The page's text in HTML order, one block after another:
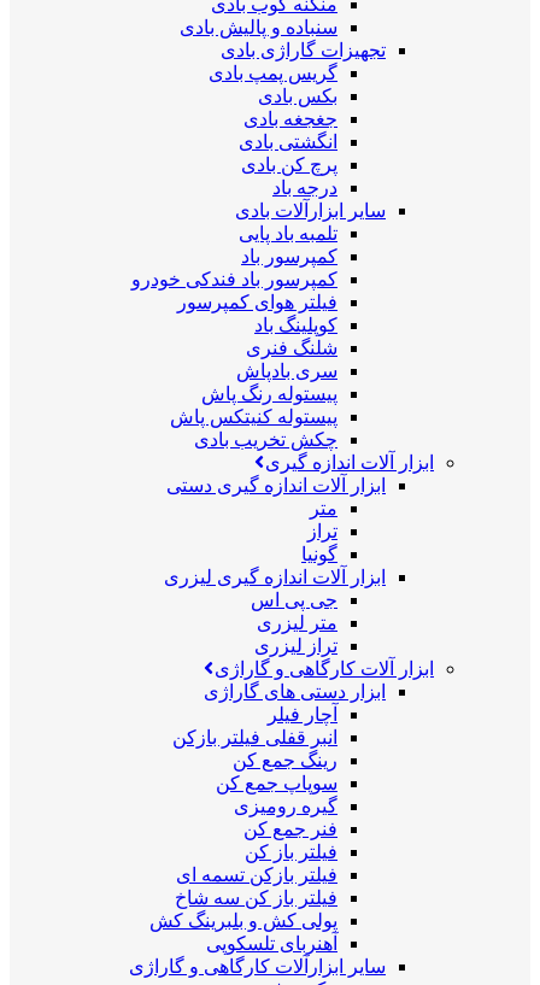
منگنه کوب بادی
سنباده و پالیش بادی
تجهیزات گاراژی بادی
گریس پمپ بادی
بکس بادی
جغجغه بادی
انگشتی بادی
پرچ کن بادی
درجه باد
سایر ابزارآلات بادی
تلمبه باد پایی
کمپرسور باد
کمپرسور باد فندکی خودرو
فیلتر هوای کمپرسور
کوپلینگ باد
شلنگ فنری
سری بادپاش
پیستوله رنگ پاش
پیستوله کنیتکس پاش
چکش تخریب بادی
ابزار آلات اندازه گیری
ابزار آلات اندازه گیری دستی
متر
تراز
گونیا
ابزار آلات اندازه گیری لیزری
جی پی اس
متر لیزری
تراز لیزری
ابزار آلات کارگاهی و گاراژی
ابزار دستی های گاراژی
آچار فیلر
انبر قفلی فیلتر بازکن
رینگ جمع کن
سوپاپ جمع کن
گیره رومیزی
فنر جمع کن
فیلتر باز کن
فیلتر بازکن تسمه ای
فیلتر باز کن سه شاخ
پولی کش و بلبرینگ کش
آهنربای تلسکوپی
سایر ابزارآلات کارگاهی و گاراژی